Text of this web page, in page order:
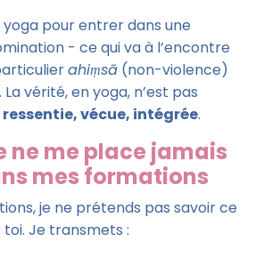
pour entrer dans une
- ce qui va à l’encontre
ahiṃsā (non-violence)
vérité, en yoga, n’est pas
ressentie, vécue, intégrée.
ne me place jamais
mes formations
je ne prétends pas savoir ce
Je transmets :